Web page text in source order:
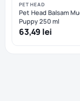
PET HEAD
Pet Head Balsam
Puppy 250 ml
63,49 lei